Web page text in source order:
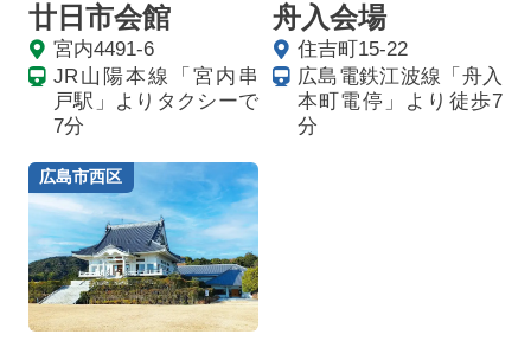
廿日市会館
宮内4491-6
JR山陽本線「宮内串
戸駅」よりタクシーで
7分
舟入会場
住吉町15-22
広島電鉄江波線「舟入
本町電停」より徒歩7
分
広島市西区